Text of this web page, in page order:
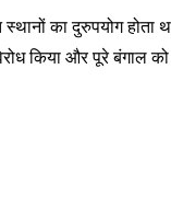
का दुरुपयोग
किया और पूरे बंगाल